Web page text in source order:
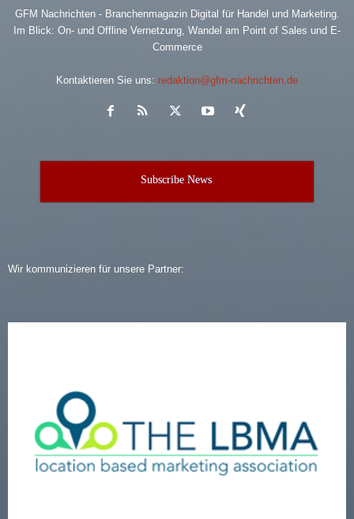
GFM Nachrichten - Branchenmagazin Digital für Handel und Marketing.
Im Blick: On- und Offline Vernetzung, Wandel am Point of Sales und E-
Commerce
Kontaktieren Sie uns: redaktion@gfm-nachrichten.de
Subscribe News
Wir kommunizieren für unsere Partner: